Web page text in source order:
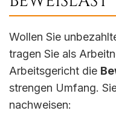
Wollen Sie
tragen Sie als
Arbeitsgericht die
strengen Umfang.
nachweisen: